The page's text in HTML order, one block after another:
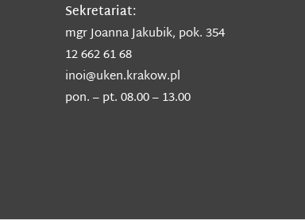
Sekretariat:
mgr Joanna Jakubik, pok. 354
12 662 61 68
inoi@uken.krakow.pl
pon. – pt. 08.00 – 13.00